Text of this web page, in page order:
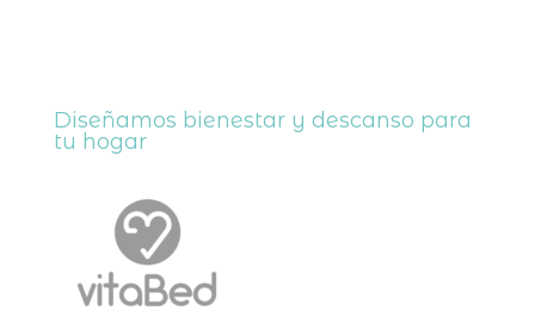
Diseñamos bienestar y descanso para
tu hogar